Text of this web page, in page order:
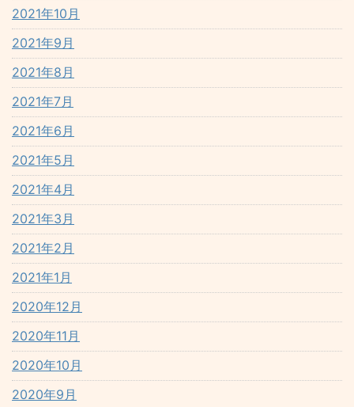
2021年10月
2021年9月
2021年8月
2021年7月
2021年6月
2021年5月
2021年4月
2021年3月
2021年2月
2021年1月
2020年12月
2020年11月
2020年10月
2020年9月